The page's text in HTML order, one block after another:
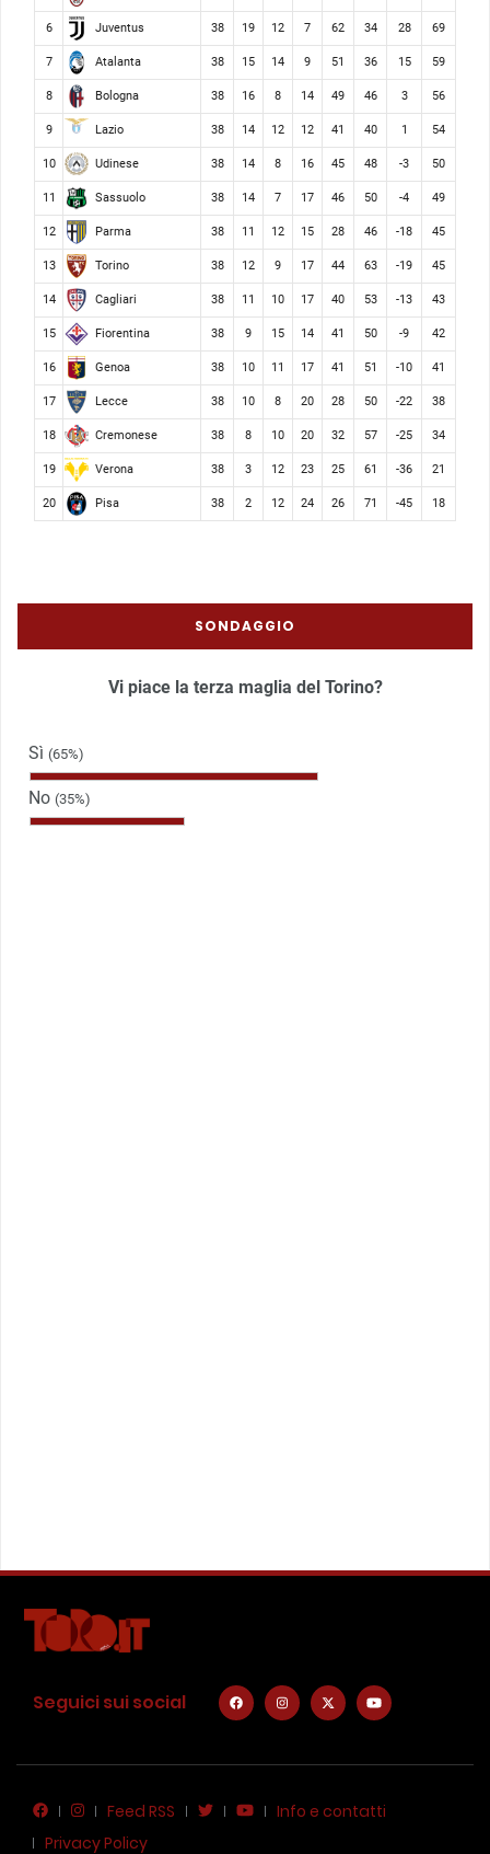
6 Juventus 38 19 12 7 62 34 28 69
7 Atalanta 38 15 14 9 51 36 15 59
8 Bologna 38 16 8 14 49 46 3 56
9 Lazio 38 14 12 12 41 40 1 54
10 Udinese 38 14 8 16 45 48 -3 50
11 Sassuolo 38 14 7 17 46 50 -4 49
12 Parma 38 11 12 15 28 46 -18 45
13 Torino 38 12 9 17 44 63 -19 45
14 Cagliari 38 11 10 17 40 53 -13 43
15 Fiorentina 38 9 15 14 41 50 -9 42
16 Genoa 38 10 11 17 41 51 -10 41
17 Lecce 38 10 8 20 28 50 -22 38
18 Cremonese 38 8 10 20 32 57 -25 34
19 Verona 38 3 12 23 25 61 -36 21
20 Pisa 38 2 12 24 26 71 -45 18
SONDAGGIO
Vi piace la terza maglia del Torino?
Sì (65%)
No (35%)
Seguici sui social
Feed RSS
Info e contatti
Privacy Policy